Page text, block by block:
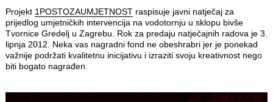
Projekt 1POSTOZAUMJETNOSTraspisuje javni natječaj za
prijedlog umjetničkih intervencija na vodotornju u sklopu bivše
Tvornice Gredelj u Zagrebu. Rok za predaju natječajnih radova je 3.
lipnja 2012. Neka vas nagradni fond ne obeshrabri jer je ponekad
važnije podržati kvalitetnu inicijativu i izraziti svoju kreativnost nego
biti bogato nagrađen.